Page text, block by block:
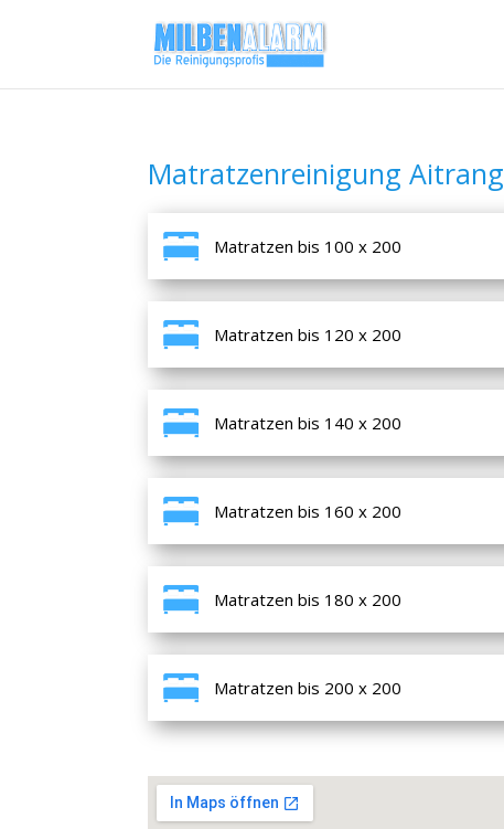
Matratzenreinigung Aitrang
Matratzen bis 100 x 200
Matratzen bis 120 x 200
Matratzen bis 140 x 200
Matratzen bis 160 x 200
Matratzen bis 180 x 200
Matratzen bis 200 x 200